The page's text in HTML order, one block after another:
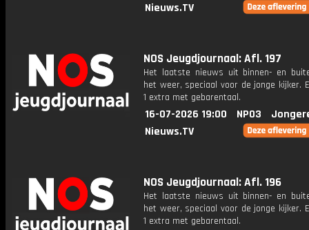
Nieuws.TV
NOS Jeugdjournaal: Afl. 197
Het laatste nieuws uit binnen- en
het weer, speciaal voor de jonge kijker.
1 extra met gebarentaal.
16-07-2026 19:00 NPO3
Nieuws.TV
NOS Jeugdjournaal: Afl. 196
Het laatste nieuws uit binnen- en
het weer, speciaal voor de jonge kijker.
1 extra met gebarentaal.